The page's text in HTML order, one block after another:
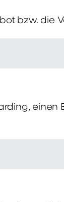
bzw. die